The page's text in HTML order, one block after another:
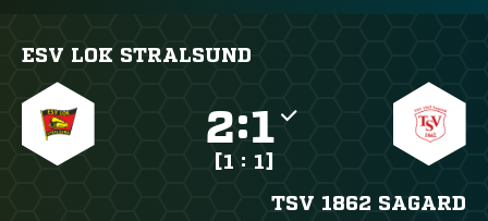
ESV LOK STRALSUND
:
[1 : 1]
TSV 1862 SAGARD